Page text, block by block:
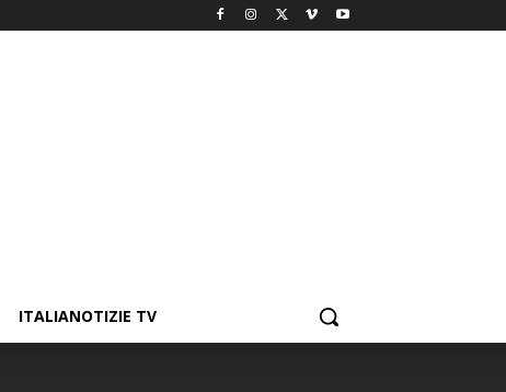
ITALIANOTIZIE TV